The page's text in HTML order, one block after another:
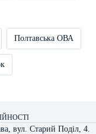
Полтавська ОВА
вул. Старий Поділ, 4.